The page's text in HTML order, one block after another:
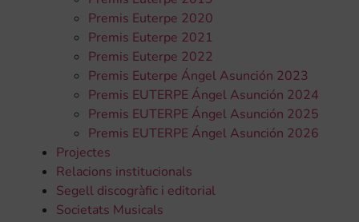
Premis Euterpe 2020
Premis Euterpe 2021
Premis Euterpe 2022
Premis Euterpe Ángel Asunción 2023
Premis EUTERPE Ángel Asunción 2024
Premis EUTERPE Ángel Asunción 2025
Premis EUTERPE Ángel Asunción 2026
Projectes
Relacions institucionals
Segell discogràfic i editorial
Societats Musicals